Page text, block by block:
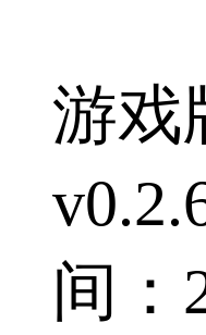
游戏
间：